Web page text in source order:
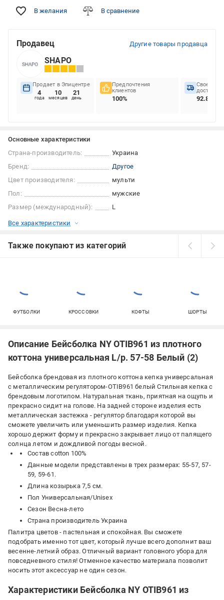
В желания В сравнение
Продавец Другие товары продавца
SHAPO
Продает в Эпицентре
4
года
10
месяцев
21
день
Предпочтения
клиентов
100%
доставок
92.86%
Основные характеристики
Страна-производитель:
Украина
Бренд:
Другое
Цвет производителя:
мульти
Пол:
мужские
Размер (международный):
L
Все характеристики
Также покупают из категорий
ФУТБОЛКИ КРОССОВКИ КОФТЫ ШОРТЫ
Описание Бейсболка NY OTIB961 из плотного
коттона универсальная L/р. 57-58 Белый (2)
Бейсболка брендовая из плотного коттона кепка универсальная
с металлическим регулятором-OTIB961 белый Стильная кепка с
брендовым логотипом. Натуральная ткань, приятная на ощупь и
прекрасно сидит на голове. На задней стороне изделия есть
металлическая застежка - регулятор благодаря которой вы
сможете увеличить или уменьшить размер изделия. Кепка
хорошо держит форму и прекрасно закрывает лицо от палящего
солнца летом и дождливой погоды весной.
Состав cotton 100%
Данные модели представлены в трех размерах: 55-57, 57-
59, 59-61.
Длина козырька 7,5 см.
Пол Универсальная/Unisex
Сезон Весна-лето
Страна производитель Украина
Палитра цветов - пастельная и спокойная. Вы сможете
подобрать именно тот цвет, который лучше всего дополнит ваш
весенне-летний образ. Отличный вариант головного убора для
повседневного стиля! Отменное качество материала позволит
носить этот аксессуар не один сезон.
Характеристики Бейсболка NY OTIB961 из